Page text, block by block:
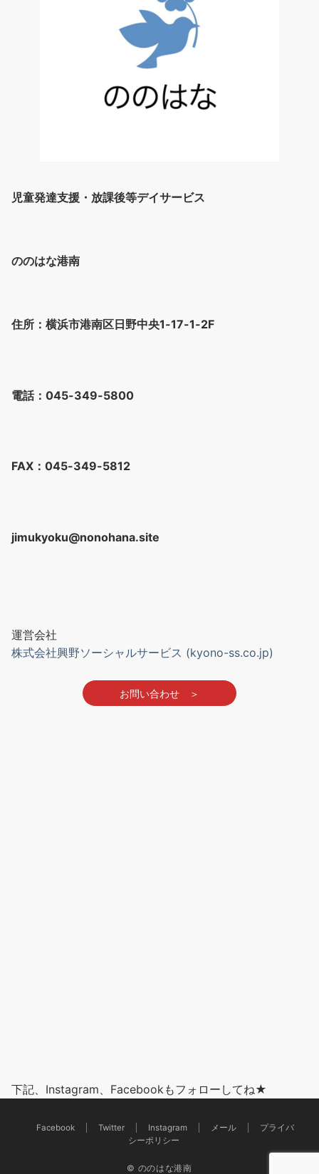
児童発達支援・放課後等デイサービス
ののはな港南
住所：横浜市港南区日野中央1-17-1-2F
電話：045-349-5800
FAX：045-349-5812
jimukyoku@nonohana.site
運営会社
株式会社興野ソーシャルサービス (kyono-ss.co.jp)
お問い合わせ ＞
下記、Instagram、Facebookもフォローしてね★
Facebook Twitter Instagram メール
プライバ
シーポリシー
© ののはな港南